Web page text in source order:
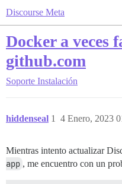
Discourse Meta
Docker a veces
github.com
Soporte Instalación
hiddenseal 4 Enero, 2023
1
Mientras intento actualizar
app , me encuentro con un